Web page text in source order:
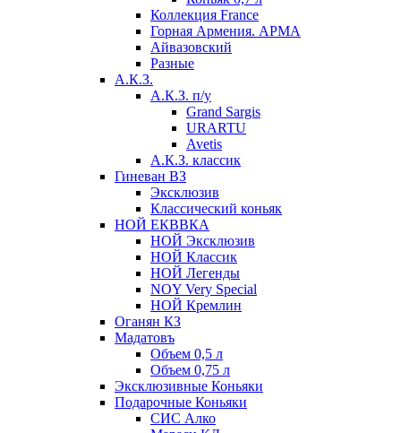
Коллекция France
Горная Армения. АРМА
Айвазовский
Разные
А.К.З.
А.К.З. п/у
Grand Sargis
URARTU
Avetis
А.К.З. классик
Гиневан ВЗ
Эксклюзив
Классический коньяк
НОЙ ЕКВВКА
НОЙ Эксклюзив
НОЙ Классик
НОЙ Легенды
NOY Very Speсial
НОЙ Кремлин
Оганян КЗ
Мадатовъ
Объем 0,5 л
Объем 0,75 л
Эксклюзивные Коньяки
Подарочные Коньяки
СИС Алко